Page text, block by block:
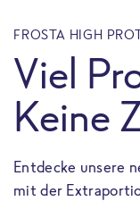
FROSTA HIGH
Viel
Keine
Entdecke unsere
mit der